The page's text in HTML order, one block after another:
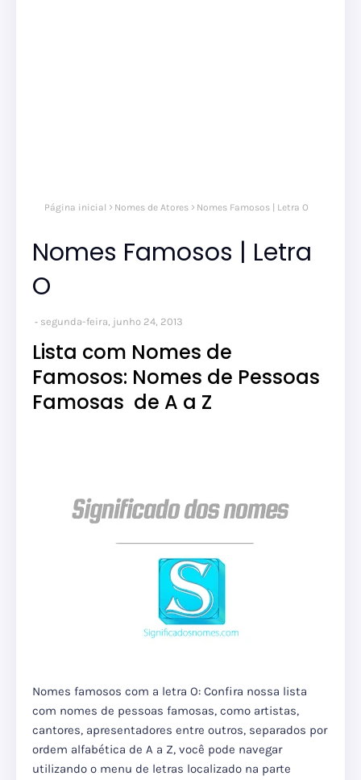
Página inicial Nomes de Atores Nomes Famosos | Letra O
Nomes Famosos | Letra
O
segunda-feira, junho 24, 2013
Lista com Nomes de
Famosos: Nomes de Pessoas
Famosas de A a Z
Nomes famosos com a letra O: Confira nossa lista
com nomes de pessoas famosas, como artistas,
cantores, apresentadores entre outros, separados por
ordem alfabética de A a Z, você pode navegar
utilizando o menu de letras localizado na parte